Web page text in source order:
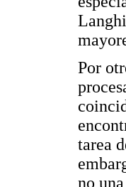
Por
tarea
no